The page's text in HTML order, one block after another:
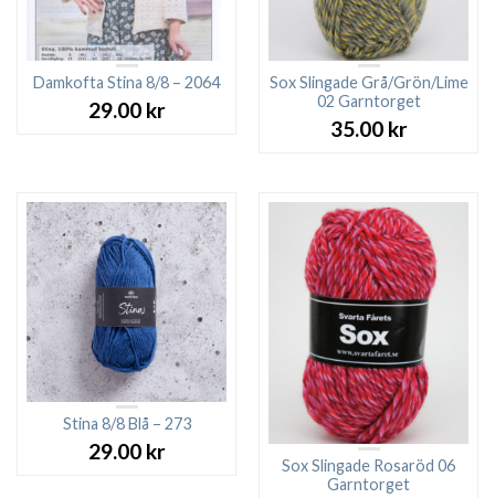
Damkofta Stina 8/8 – 2064
29.00 kr
Sox Slingade Grå/Grön/Lime
02 Garntorget
35.00 kr
Stina 8/8 Blå – 273
29.00 kr
Sox Slingade Rosaröd 06
Garntorget